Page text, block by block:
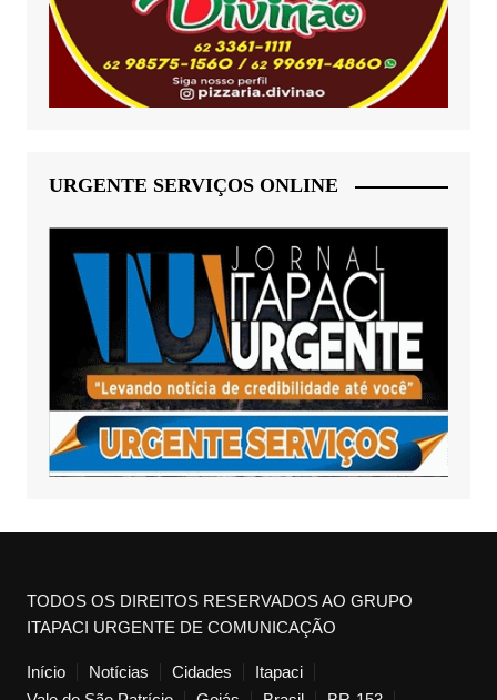
URGENTE SERVIÇOS ONLINE
TODOS OS DIREITOS RESERVADOS AO GRUPO
ITAPACI URGENTE DE COMUNICAÇÃO
Início Notícias Cidades
Itapaci